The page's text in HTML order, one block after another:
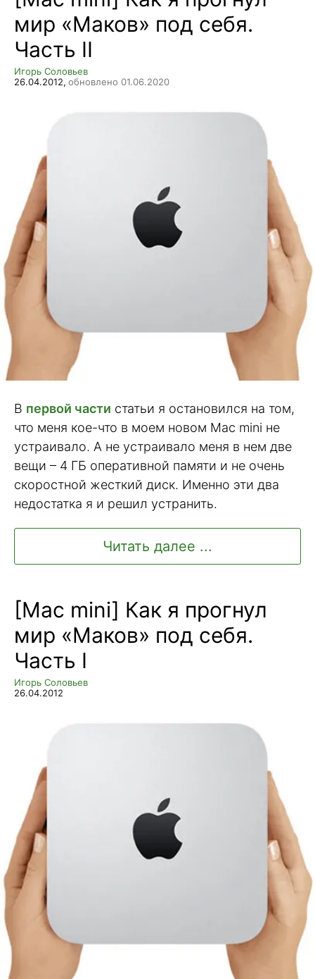
мир «Маков» под себя.
Часть II
Игорь Соловьев
26.04.2012, обновлено 01.06.2020
В первой части статьи я остановился на том,
что меня кое-что в моем новом Mac mini не
устраивало. А не устраивало меня в нем две
вещи – 4 ГБ оперативной памяти и не очень
скоростной жесткий диск. Именно эти два
недостатка я и решил устранить.
Читать далее ...
[Mac mini] Как я прогнул
мир «Маков» под себя.
Часть I
Игорь Соловьев
26.04.2012